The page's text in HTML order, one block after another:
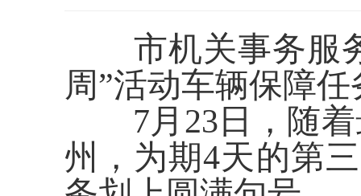
市机关事务服
周”活动车辆保障任
7月23日，随
州，为期4天的第